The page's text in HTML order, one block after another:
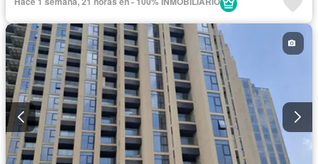
Cocina integral
Cuarto de Limpieza
Electricidad
Elevador
Estacionamiento
Gas natural Gimnasio
Internet
Jacuzzi
Despacho
Recámara con closet
Sala polivalente
Seguridad
Televisión por cable
Terraza
Vista panorámica Wifi
Zonas verdes
Permite mascotas
Permite niños
Solo familias
Sin amueblar